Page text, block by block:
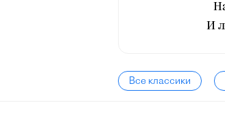
И
Все классики